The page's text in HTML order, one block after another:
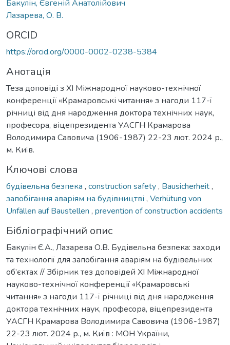
Бакулін, Євгеній Анатолійович
Лазарева, О. В.
ORCID
https://orcid.org/0000-0002-0238-5384
Анотація
Теза доповіді з ХІ Міжнародної науково-технічної
конференції «Крамаровські читання» з нагоди 117-ї
річниці від дня народження доктора технічних наук,
професора, віцепрезидента УАСГН Крамарова
Володимира Савовича (1906-1987) 22-23 лют. 2024 р.,
м. Київ.
Ключові слова
будівельна безпека , construction safety, Bausicherheit,
запобігання аваріям на будівництві , Verhütung von
Unfällen auf Baustellen , prevention of construction accidents
Бібліографічний опис
Бакулін Є.А., Лазарева О.В. Будівельна безпека: заходи
та технології для запобігання аваріям на будівельних
об’єктах // Збірник тез доповідей ХI Міжнародної
науково-технічної конференції «Крамаровські
читання» з нагоди 117-ї річниці від дня народження
доктора технічних наук, професора, віцепрезидента
УАСГН Крамарова Володимира Савовича (1906-1987)
22-23 лют. 2024 р., м. Київ : МОН України,